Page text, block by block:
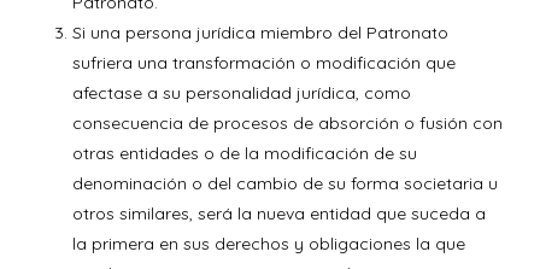
Si una persona jurídica miembro del Patronato
sufriera una transformación o modificación que
afectase a su personalidad jurídica, como
consecuencia de procesos de absorción o fusión con
otras entidades o de la modificación de su
denominación o del cambio de su forma societaria u
otros similares, será la nueva entidad que suceda a
la primera en sus derechos y obligaciones la que